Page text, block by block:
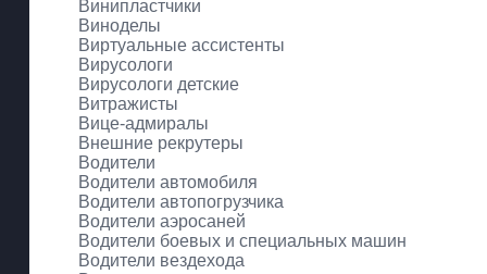
Винипластчики
Виноделы
Виртуальные ассистенты
Вирусологи
Вирусологи детские
Витражисты
Вице-адмиралы
Внешние рекрутеры
Водители
Водители автомобиля
Водители автопогрузчика
Водители аэросаней
Водители боевых и специальных машин
Водители вездехода